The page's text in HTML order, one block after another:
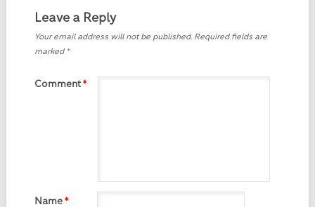
Leave a Reply
Your email address will not be published. Required fields are
marked *
Comment*
Name*